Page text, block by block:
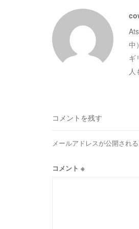
ゲ
ー
シ
ン
中
ギ
人
コメントを残す
メールアドレスが公開され
コメント ※